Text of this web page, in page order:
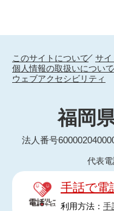
このサイトについて
サイ
個人情報の取扱いについて
ウェブアクセシビリティ
福岡
法人番号
代表
手話で電
利用方法： 手